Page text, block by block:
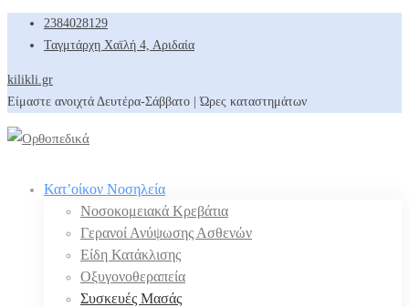
2384028129
Ταγμτάρχη Χαϊλή 4, Αριδαία
kilikli.gr
Είμαστε ανοιχτά Δευτέρα-Σάββατο | Ώρες καταστημάτων
Κατ’οίκον Νοσηλεία
Νοσοκομειακά Κρεβάτια
Γερανοί Ανύψωσης Ασθενών
Είδη Κατάκλισης
Οξυγονοθεραπεία
Συσκευές Μασάς